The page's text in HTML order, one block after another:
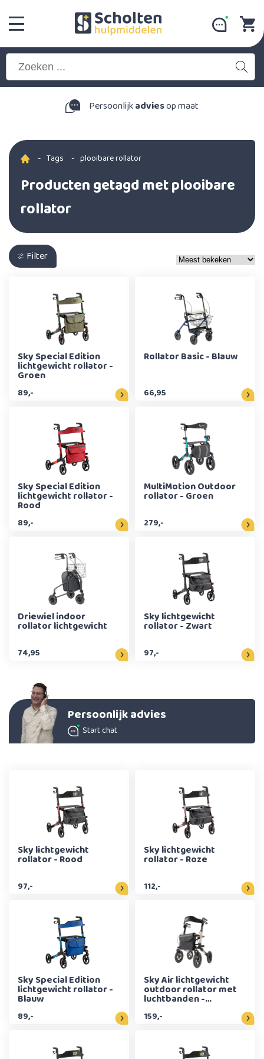
Persoonlijkadviesop maat
- Tags - plooibare rollator
Producten getagd met plooibare
rollator
Filter
Sky Special Edition
lichtgewicht rollator -
Groen
89,-
Rollator Basic - Blauw
66,95
Sky Special Edition
lichtgewicht rollator -
Rood
89,-
MultiMotion Outdoor
rollator - Groen
279,-
Driewiel indoor
rollator lichtgewicht
74,95
Sky lichtgewicht
rollator - Zwart
97,-
Persoonlijk advies
Start chat
Sky lichtgewicht
rollator - Rood
97,-
Sky lichtgewicht
rollator - Roze
112,-
Sky Special Edition
lichtgewicht rollator -
Blauw
89,-
Sky Air lichtgewicht
outdoor rollator met
luchtbanden -
159,-